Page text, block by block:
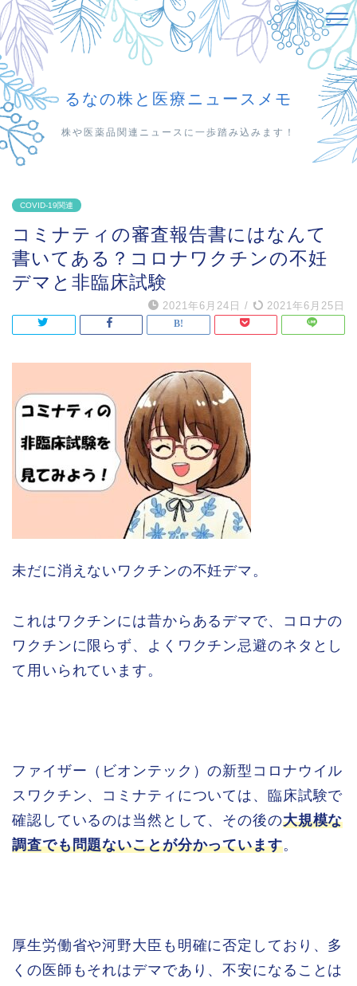
るなの株と医療ニュースメモ
株や医薬品関連ニュースに一歩踏み込みます！
COVID-19関連
コミナティの審査報告書にはなんて
書いてある？コロナワクチンの不妊
デマと非臨床試験
2021年6月24日 / 2021年6月25日
未だに消えないワクチンの不妊デマ。
これはワクチンには昔からあるデマで、コロナの
ワクチンに限らず、よくワクチン忌避のネタとし
て用いられています。
ファイザー（ビオンテック）の新型コロナウイル
スワクチン、コミナティについては、臨床試験で
確認しているのは当然として、その後の大規模な
調査でも問題ないことが分かっています。
厚生労働省や河野大臣も明確に否定しており、多
くの医師もそれはデマであり、不安になることは